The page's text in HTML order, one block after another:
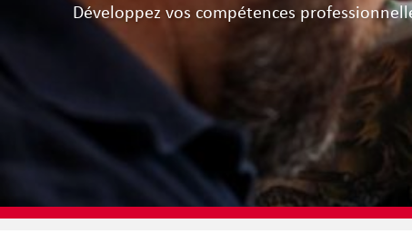
Développez vos compétences